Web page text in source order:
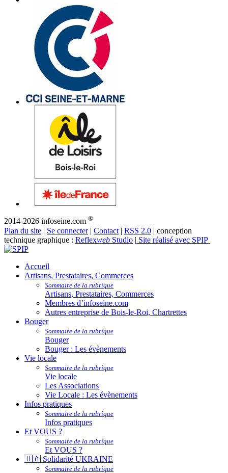
2014-2026 infoseine.com ®
Plan du site | Se connecter| Contact | RSS 2.0 | conception
technique graphique : Reflexweb Studio | Site réalisé avec SPIP
Accueil
Artisans, Prestataires, Commerces
Sommaire de la rubrique
Artisans, Prestataires, Commerces
Membres d’infoseine.com
Autres entreprise de Bois-le-Roi, Chartrettes
Bouger
Sommaire de la rubrique
Bouger
Bouger : Les évènements
Vie locale
Sommaire de la rubrique
Vie locale
Les Associations
Vie Locale : Les évènements
Infos pratiques
Sommaire de la rubrique
Infos pratiques
Et VOUS ?
Sommaire de la rubrique
Et VOUS ?
🇺🇦 Solidarité UKRAINE
Sommaire de la rubrique